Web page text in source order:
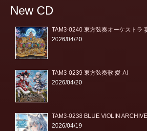
New CD
TAM3-0240 東方弦奏オーケストラ
2026/04/20
TAM3-0239 東方弦奏歌 愛-AI-
2026/04/20
TAM3-0238 BLUE VIOLIN ARCHIVE
2026/04/19